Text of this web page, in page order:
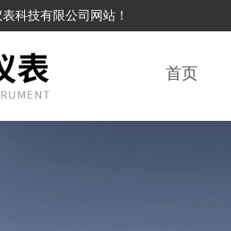
科技有限公司网站！
首页